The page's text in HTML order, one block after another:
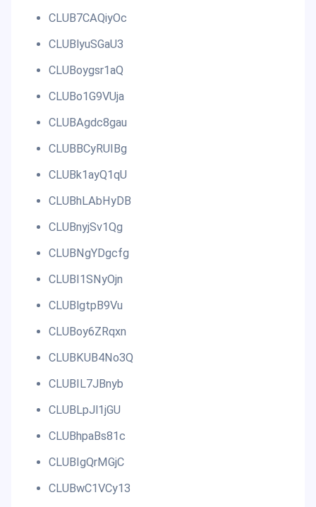
CLUB7CAQiyOc
CLUBlyuSGaU3
CLUBoygsr1aQ
CLUBo1G9VUja
CLUBAgdc8gau
CLUBBCyRUIBg
CLUBk1ayQ1qU
CLUBhLAbHyDB
CLUBnyjSv1Qg
CLUBNgYDgcfg
CLUBI1SNyOjn
CLUBlgtpB9Vu
CLUBoy6ZRqxn
CLUBKUB4No3Q
CLUBIL7JBnyb
CLUBLpJl1jGU
CLUBhpaBs81c
CLUBIgQrMGjC
CLUBwC1VCy13